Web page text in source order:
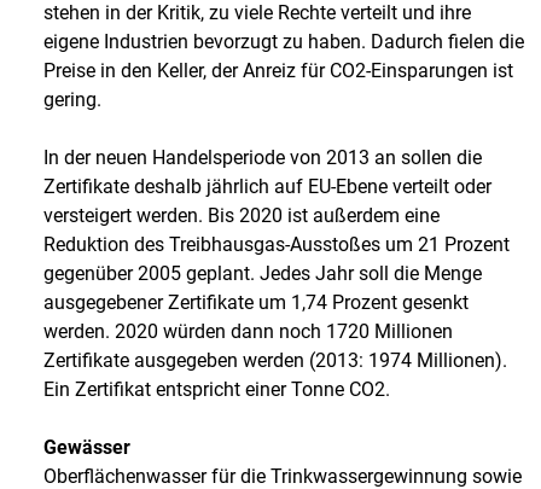
stehen in der Kritik, zu viele Rechte verteilt und ihre
eigene Industrien bevorzugt zu haben. Dadurch fielen die
Preise in den Keller, der Anreiz für CO2-Einsparungen ist
gering.
In der neuen Handelsperiode von 2013 an sollen die
Zertifikate deshalb jährlich auf EU-Ebene verteilt oder
versteigert werden. Bis 2020 ist außerdem eine
Reduktion des Treibhausgas-Ausstoßes um 21 Prozent
gegenüber 2005 geplant. Jedes Jahr soll die Menge
ausgegebener Zertifikate um 1,74 Prozent gesenkt
werden. 2020 würden dann noch 1720 Millionen
Zertifikate ausgegeben werden (2013: 1974 Millionen).
Ein Zertifikat entspricht einer Tonne CO2.
Gewässer
Oberflächenwasser für die Trinkwassergewinnung sowie